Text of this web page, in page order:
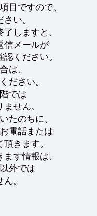
目ですので、
い。
しますと、
信メールが
ください。
は、
ださい。
では
せん。
たのちに、
電話または
きます。
す情報は、
外では
。